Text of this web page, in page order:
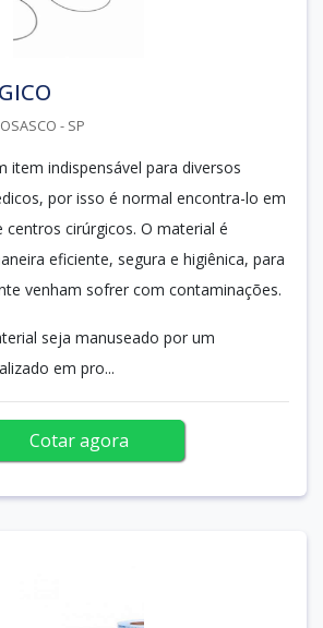
- SP
item indispensável para diversos
por isso é normal encontra-lo em
centros cirúrgicos. O material é
eficiente, segura e higiênica, para
venham sofrer com contaminações.
seja manuseado por um
em pro...
Cotar agora